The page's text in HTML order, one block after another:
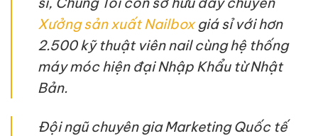
Xưởng sản xuất Nailboxgiá sỉ với hơn
2.500 kỹ thuật viên nail cùng hệ thống
máy móc hiện đại Nhập Khẩu từ Nhật
Bản.
Đội ngũ chuyên gia Marketing Quốc tế